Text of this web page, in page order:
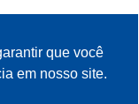
que você
em nosso site.